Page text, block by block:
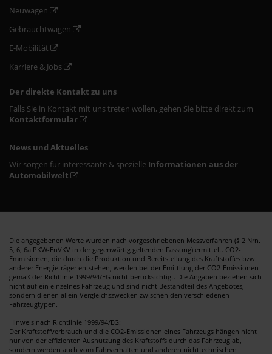
Neuwagen
Gebrauchtwagen
E-Mobilität
Karriere & Jobs
Der direkte Kontakt zu uns
Falls Sie in Kontakt mit uns treten wollen, gehen Sie bitte direkt zum
Kontaktformular
News und Aktuelles
Wir sorgen für interessante & spezielle Informationen aus der
Automobilwelt
Die angegebenen Werte wurden nach vorgeschriebenen Messverfahren (§ 2 Nrn.
5, 6, 6a PKW-EnVKV in der gegenwärtig geltenden Fassung) ermittelt. CO2-
Emmisionen, die durch die Produktion und Bereitstellung des Kraftstoffes bzw.
anderer Energieträger entstehen, werden bei der Emittlung der CO2-Emissionen
gemäß der Richtlinie 1999/94/EG nicht berücksichtigt. Die Angaben beziehen sich
nicht auf ein einzelnes Fahrzeug und sind nicht Bestandteil des Angebotes,
sondern dienen allein Vergleichszwecken zwischen den verschiedenen
Fahrzeugtypen.
Hinweis nach Richtlinie 1999/94/EG:
Der Kraftstoffverbrauch und die CO2-Emissionen eines Fahrzeugs hängen nicht
nur von der effizienten Ausnutzung des Kraftstoffs durch das Fahrzeug ab,
sondern werden auch vom Fahrverhalten und anderen nichttechnischen